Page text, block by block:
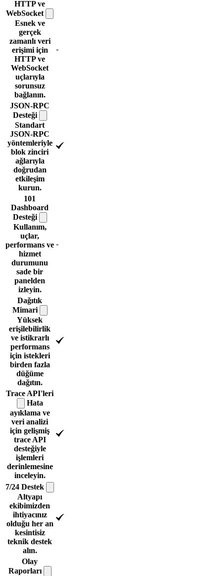
HTTP ve
WebSocket
Esnek ve
gerçek
zamanlı veri
erişimi için
HTTP ve
WebSocket
uçlarıyla
sorunsuz
bağlanın.
-
JSON-RPC
Desteği
Standart
JSON-RPC
yöntemleriyle
blok zinciri
ağlarıyla
doğrudan
etkileşim
kurun.
101
Dashboard
Desteği
Kullanım,
uçlar,
performans ve
hizmet
durumunu
sade bir
panelden
izleyin.
-
Dağıtık
Mimari
Yüksek
erişilebilirlik
ve istikrarlı
performans
için istekleri
birden fazla
düğüme
dağıtın.
Trace API'leri
Hata
ayıklama ve
veri analizi
için gelişmiş
trace API
desteğiyle
işlemleri
derinlemesine
inceleyin.
7/24 Destek
Altyapı
ekibimizden
ihtiyacınız
olduğu her an
kesintisiz
teknik destek
alın.
Olay
Raporları